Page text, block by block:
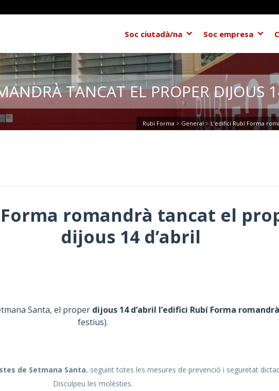
Soc ciutadà/na Soc empresa
TANCAT EL PROPER DIJOUS
Rubí Forma > General > L’edifici Rubí Forma
Forma romandrà tancat el
dijous 14 d’abril
Santa, el proper dijous 14 d’abril l’edifici Rubí Forma
festius).
de Setmana Santa, seguint totes les mesures de prevenció i seguretat
Disculpeu les molèsties.